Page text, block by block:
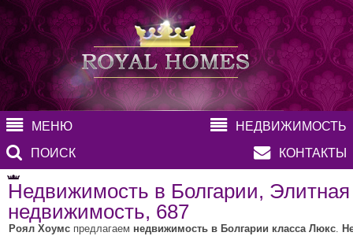
МЕНЮ
НЕДВИЖИМОСТЬ
ПОИСК
КОНТАКТЫ
Недвижимость в Болгарии, Элитная
недвижимость, 687
Роял Хоумс предлагаем недвижимость в Болгарии класса Люкс.